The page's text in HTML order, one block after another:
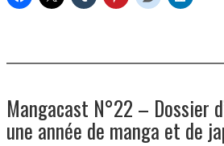
Mangacast N°22 – Dossier
une année de manga et de